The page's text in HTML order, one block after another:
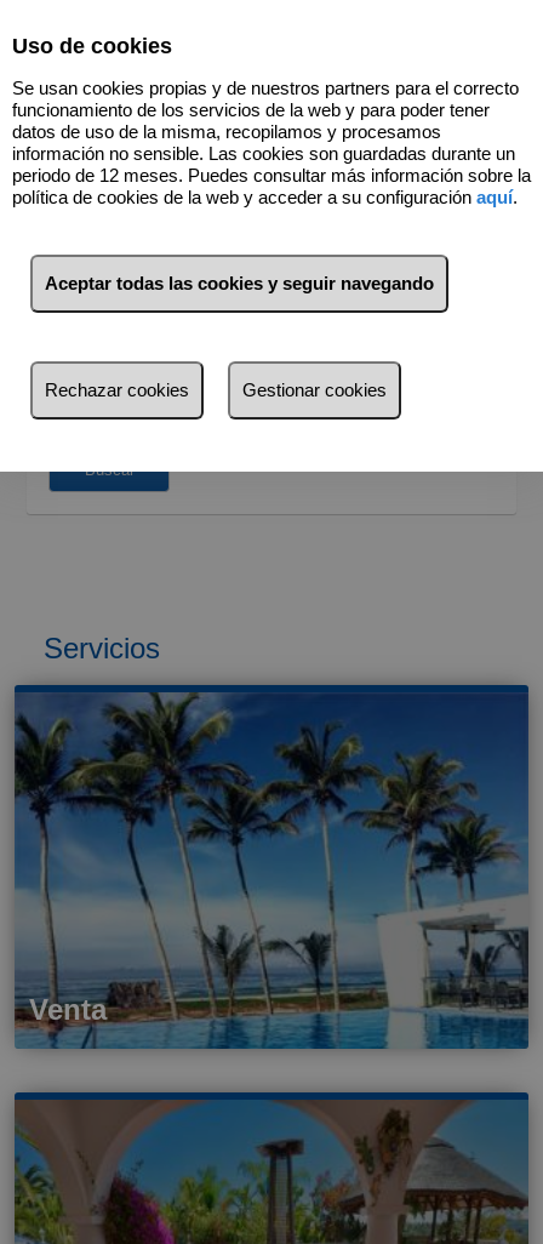
Venta Alquiler
Provincia
Buscar
Servicios
Venta
Uso de cookies
Se usan cookies propias y de nuestros partners para el correcto
funcionamiento de los servicios de la web y para poder tener
datos de uso de la misma, recopilamos y procesamos
información no sensible. Las cookies son guardadas durante un
periodo de 12 meses. Puedes consultar más información sobre la
política de cookies de la web y acceder a su configuración aquí.
Aceptar todas las cookies y seguir navegando
Rechazar cookies Gestionar cookies